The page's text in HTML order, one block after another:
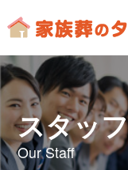
スタッ
Our Staff